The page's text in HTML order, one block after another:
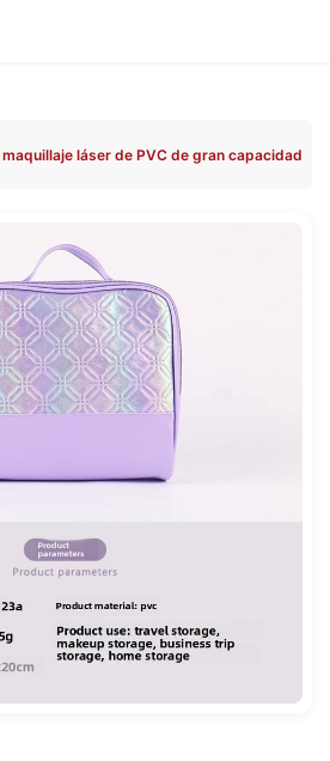
láser de PVC de gran capacidad